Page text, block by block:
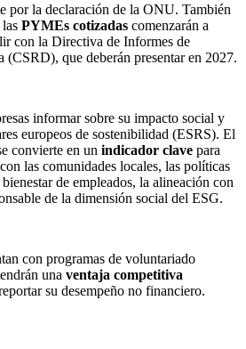
por la declaración de la ONU. También
PYMEs cotizadas comenzarán a
con la Directiva de Informes de
(CSRD), que deberán presentar en 2027.
informar sobre su impacto social y
europeos de sostenibilidad (ESRS). El
convierte en un indicador clave para
las comunidades locales, las políticas
de empleados, la alineación con
de la dimensión social del ESG.
con programas de voluntariado
una ventaja competitiva
su desempeño no financiero.